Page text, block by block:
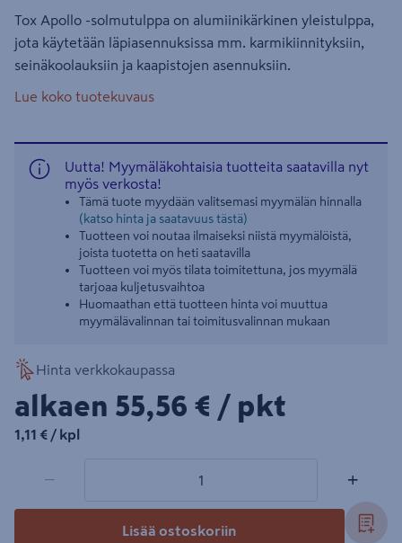
Tox Apollo -solmutulppa on alumiinikärkinen yleistulppa,
jota käytetään läpiasennuksissa mm. karmikiinnityksiin,
seinäkoolauksiin ja kaapistojen asennuksiin.
Lue koko tuotekuvaus
Uutta! Myymäläkohtaisia tuotteita saatavilla nyt
myös verkosta!
Tämä tuote myydään valitsemasi myymälän hinnalla
(katso hinta ja saatavuus tästä)
Tuotteen voi noutaa ilmaiseksi niistä myymälöistä,
joista tuotetta on heti saatavilla
Tuotteen voi myös tilata toimitettuna, jos myymälä
tarjoaa kuljetusvaihtoa
Huomaathan että tuotteen hinta voi muuttua
myymälävalinnan tai toimitusvalinnan mukaan
Hinta verkkokaupassa
alkaen 55,56€/pkt
55,56 € / pkt
1,11€/kpl
1,11 € / kpl
− +
Lisää ostoskoriin